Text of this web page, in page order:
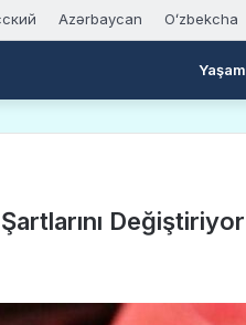
Azərbaycan Oʻzbekcha
Yaşam
Değiştiriyor